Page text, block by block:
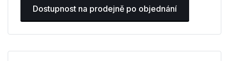
Dostupnost na prodejně po objednání